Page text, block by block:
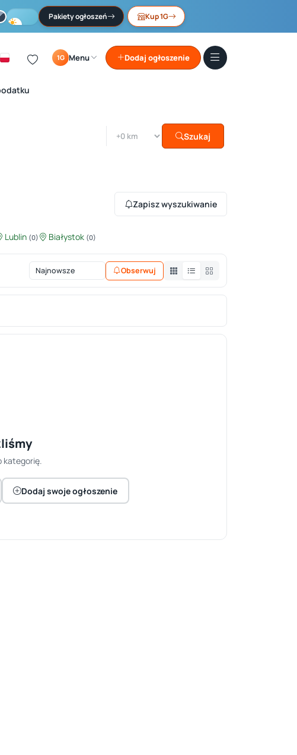
Pakiety ogłoszeń Kup 1G
1G Menu Dodaj ogłoszenie
Szukaj
Zapisz wyszukiwanie
Lublin (0) Białystok (0)
Obserwuj
kategorię.
Dodaj swoje ogłoszenie